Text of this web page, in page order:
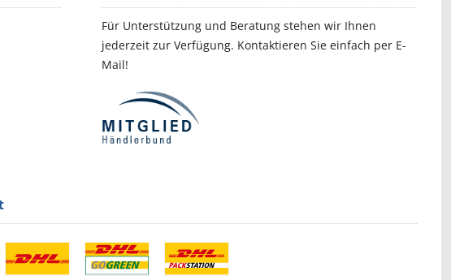
Für Unterstützung und Beratung stehen wir Ihnen
jederzeit zur Verfügung. Kontaktieren Sie einfach per E-
Mail!